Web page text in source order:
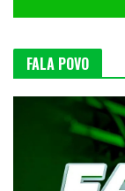
FALA POVO